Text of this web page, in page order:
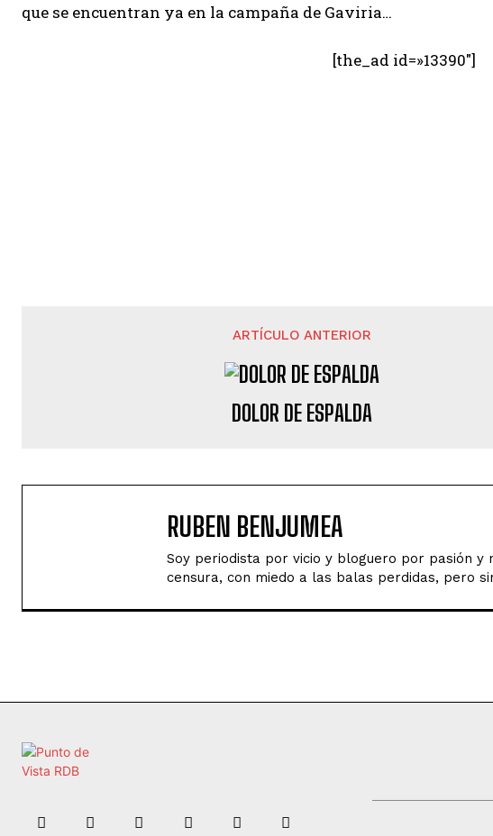
que se encuentran ya en la campaña de Gaviria…
[the_ad id=»13390″]
ARTÍCULO ANTERIOR
DOLOR DE ESPALDA
RUBEN BENJUMEA
Soy periodista por vicio y bloguero por pasión y
censura, con miedo a las balas perdidas, pero